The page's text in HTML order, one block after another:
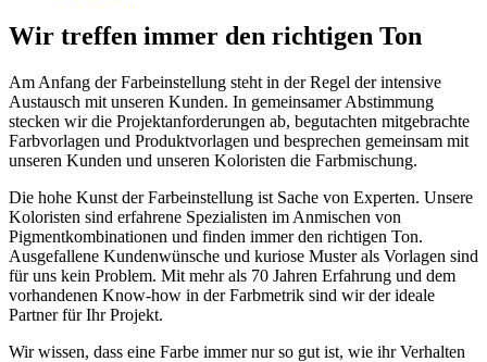
Wir treffen immer den richtigen Ton
Am Anfang der Farbeinstellung steht in der Regel der intensive
Austausch mit unseren Kunden. In gemeinsamer Abstimmung
stecken wir die Projektanforderungen ab, begutachten mitgebrachte
Farbvorlagen und Produktvorlagen und besprechen gemeinsam mit
unseren Kunden und unseren Koloristen die Farbmischung.
Die hohe Kunst der Farbeinstellung ist Sache von Experten. Unsere
Koloristen sind erfahrene Spezialisten im Anmischen von
Pigmentkombinationen und finden immer den richtigen Ton.
Ausgefallene Kundenwünsche und kuriose Muster als Vorlagen sind
für uns kein Problem. Mit mehr als 70 Jahren Erfahrung und dem
vorhandenen Know-how in der Farbmetrik sind wir der ideale
Partner für Ihr Projekt.
Wir wissen, dass eine Farbe immer nur so gut ist, wie ihr Verhalten